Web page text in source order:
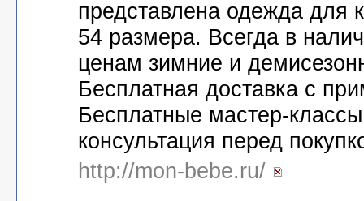
представлена одежда для
54 размера. Всегда в
ценам зимние и
Бесплатная доставка с
Бесплатные мастер-
консультация перед
http://mon-bebe.ru/